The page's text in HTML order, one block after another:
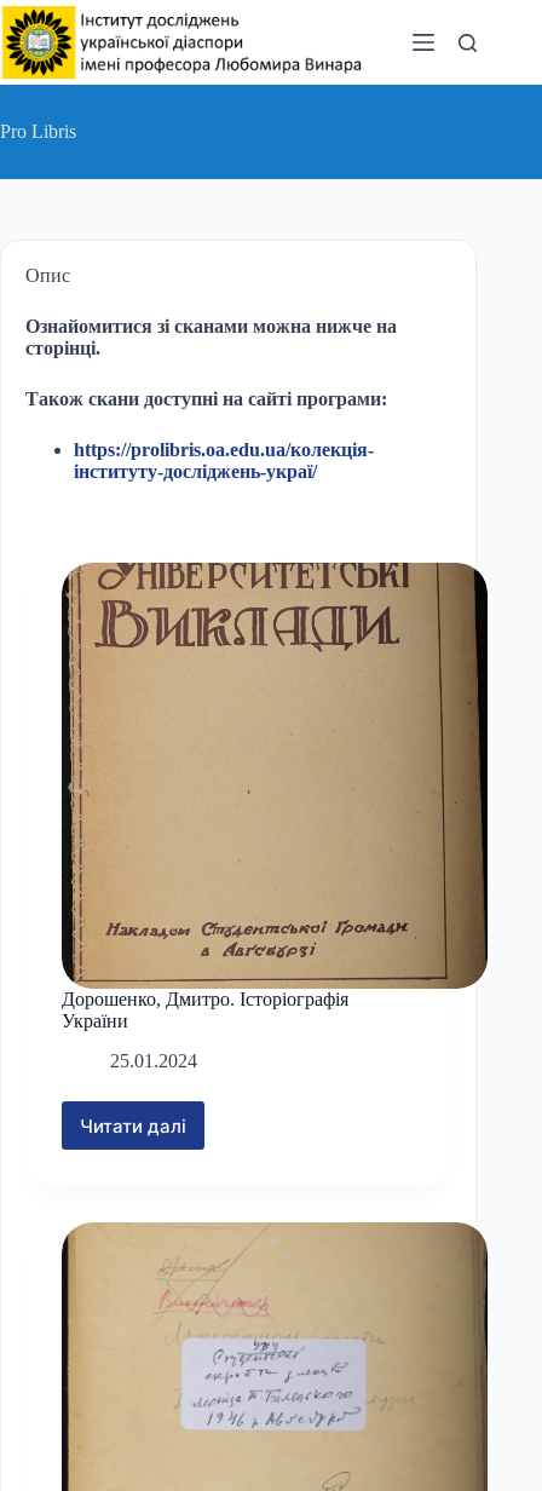
Перейти
до
вмісту
Pro Libris
Опис
Ознайомитися зі сканами можна нижче на
сторінці.
Також скани доступні на сайті програми:
https://prolibris.oa.edu.ua/колекція-
інституту-досліджень-украї/
Дорошенко, Дмитро. Історіографія
України
25.01.2024
Читати далі
Дорошенко,